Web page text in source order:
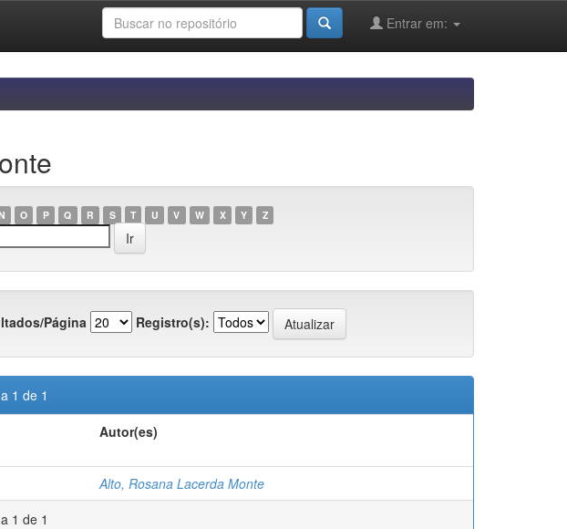
Entrar em:
O P Q R S T U V W X Y Z
Página Registro(s):
1 de 1
Autor(es)
Alto, Rosana Lacerda Monte
1 de 1